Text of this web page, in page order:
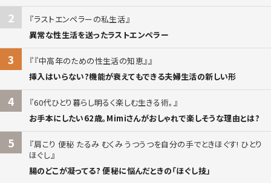
2
ラストエンペラーの私生活
異常な性生活を送ったラストエンペラー
3
『中高年のための性生活の知恵』
挿入はいらない?機能が衰えてもできる夫婦生活の新しい形
4
60代ひとり暮らし明るく楽しむ生きる術。
お手本にしたい62歳。Mimiさんがおしゃれで楽しそうな理由とは?
5
肩こり 便秘 たるみ むくみ うつうつを自分の手でときほぐす! ひとり
ほぐし
腸のどこが凝ってる? 便秘に悩んだときの「ほぐし技」